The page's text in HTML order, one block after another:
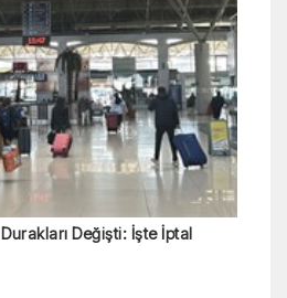
Değişti: İşte İptal